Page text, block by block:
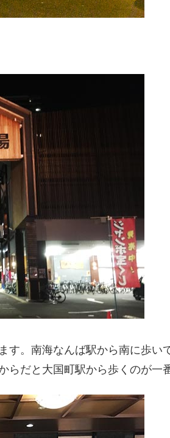
す。南海なんば駅から南に歩い
だと大国町駅から歩くのが一